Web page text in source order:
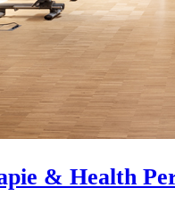
& Health